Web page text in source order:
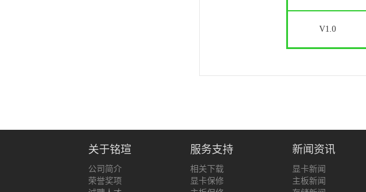
V1.0
关于铭瑄
公司简介
荣誉奖项
服务支持
相关下载
显卡保修
新闻资讯
显卡新闻
主板新闻